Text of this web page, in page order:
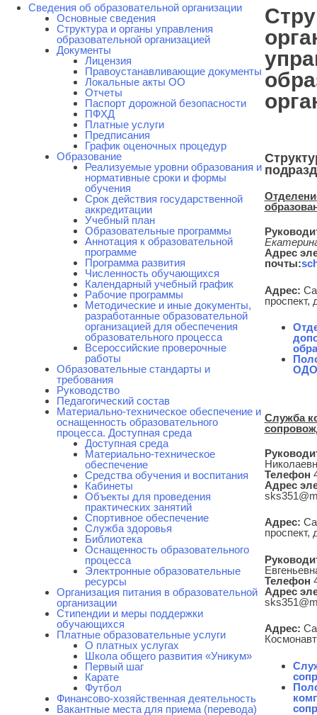
Сведения об образовательной организации
Основные сведения
Cтруктура и органы управления
образовательной организацией
Документы
Лицензия
Правоустанавливающие документы
Локальные акты ОО
Отчеты
Паспорт дорожной безопасности
ПФХД
Платные услуги
Предписания
График оценочных процедур
Образование
Реализуемые уровни образования и
нормативные сроки и формы
обучения
Срок действия государственной
аккредитации
Учебный план
Образовательные программы
Аннотация к образовательной
программе
Программа развития
Численность обучающихся
Календарный учебный график
Рабочие программы
Методические и иные документы,
разработанные образовательной
организацией для обеспечения
образовательного процесса
Всероссийские проверочные
работы
Образовательные стандарты и
требования
Руководство
Педагогический состав
Материально-техническое обеспечение и
оснащенность образовательного
процесса. Доступная среда
Доступная среда
Материально-техническое
обеспечение
Средства обучения и воспитания
Кабинеты
Объекты для проведения
практических занятий
Спортивное обеспечение
Служба здоровья
Библиотека
Оснащенность образовательного
процесса
Электронные образовательные
ресурсы
Организация питания в образовательной
организации
Стипендии и меры поддержки
обучающихся
Платные образовательные услуги
О платных услугах
Школа общего развития «Уникум»
Первый шаг
Карате
Футбол
Финансово-хозяйственная деятельность
Вакантные места для приема (перевода)
Адрес
почты:
Адрес:
проспект,
Служба
Телефон
Адрес
Адрес:
проспект,
Телефон
Адрес
Адрес: